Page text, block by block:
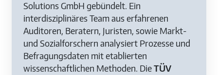
Solutions GmbH gebündelt. Ein
interdisziplinäres Team aus erfahrenen
Auditoren, Beratern, Juristen, sowie Markt-
und Sozialforschern analysiert Prozesse und
Befragungsdaten mit etablierten
wissenschaftlichen Methoden. DieTÜV